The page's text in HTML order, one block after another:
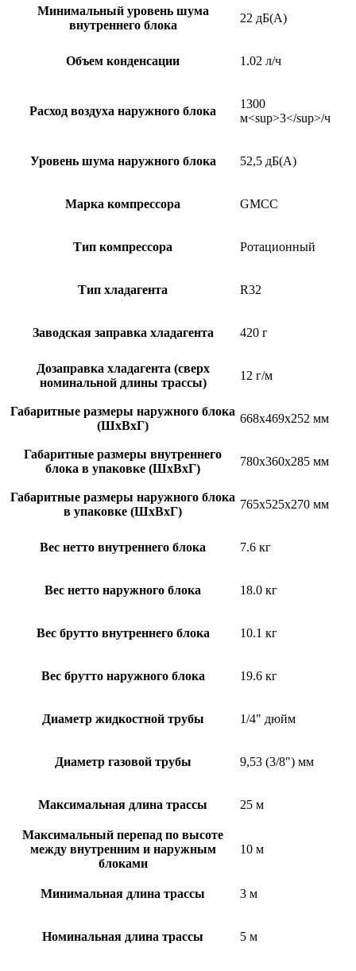
Минимальный уровень шума
внутреннего блока
22 дБ(А)
Объем конденсации 1.02 л/ч
Расход воздуха наружного блока
1300
м<sup>3</sup>/ч
Уровень шума наружного блока 52,5 дБ(А)
Марка компрессора GMCC
Тип компрессора Ротационный
Тип хладагента R32
Заводская заправка хладагента 420 г
Дозаправка хладагента (сверх
номинальной длины трассы)
12 г/м
Габаритные размеры наружного блока
(ШxВxГ)
668x469x252 мм
Габаритные размеры внутреннего
блока в упаковке (ШxВxГ)
780x360x285 мм
Габаритные размеры наружного блока
в упаковке (ШxВxГ)
765x525x270 мм
Вес нетто внутреннего блока 7.6 кг
Вес нетто наружного блока 18.0 кг
Вес брутто внутреннего блока 10.1 кг
Вес брутто наружного блока 19.6 кг
Диаметр жидкостной трубы 1/4" дюйм
Диаметр газовой трубы 9,53 (3/8") мм
Максимальная длина трассы 25 м
Максимальный перепад по высоте
между внутренним и наружным
блоками
10 м
Минимальная длина трассы 3 м
Номинальная длина трассы 5 м